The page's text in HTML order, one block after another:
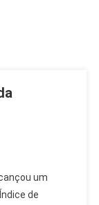
um
de